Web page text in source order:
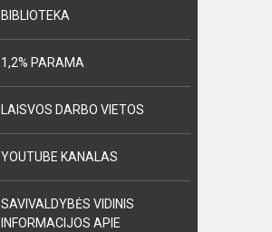
BIBLIOTEKA
1,2% PARAMA
LAISVOS DARBO VIETOS
YOUTUBE KANALAS
SAVIVALDYBĖS VIDINIS
INFORMACIJOS APIE